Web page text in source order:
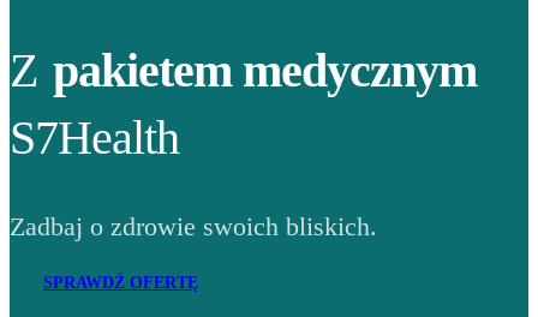
Z pakietem medycznym
S7Health
Zadbaj o zdrowie swoich bliskich.
SPRAWDŹ OFERTĘ